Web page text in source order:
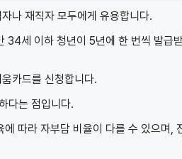
나 재직자 모두에게 유용합니다.
34세 이하 청년이 5년에 한 번씩 발급
카드를 신청합니다.
다는 점입니다.
따라 자부담 비율이 다를 수 있으며,